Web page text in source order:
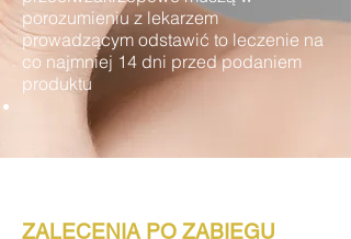
porozumieniu z lekarzem
prowadzącym odstawić to leczenie na
co najmniej 14 dni przed podaniem
produktu
ZALECENIA PO ZABIEGU